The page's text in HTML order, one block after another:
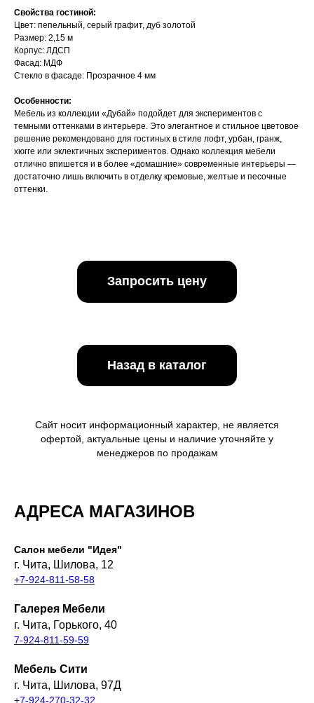
Свойства гостиной:
Цвет: пепельный, серый графит, дуб золотой
Размер: 2,15 м
Корпус: ЛДСП
Фасад: МДФ
Стекло в фасаде: Прозрачное 4 мм
Особенности:
Мебель из коллекции «Дубай» подойдет для экспериментов с
темными оттенками в интерьере. Это элегантное и стильное цветовое
решение рекомендовано для гостиных в стиле лофт, урбан, гранж,
хюгге или эклектичных экспериментов. Однако коллекция мебели
отлично впишется и в более «домашние» современные интерьеры —
достаточно лишь включить в отделку кремовые, желтые и песочные
оттенки.
Запросить цену
Назад в каталог
Сайт носит информационный характер, не является
офертой, актуальные цены и наличие уточняйте у
менеджеров по продажам
АДРЕСА МАГАЗИНОВ
Салон мебели "Идея"
г. Чита, Шилова, 12
+7-924-811-58-58
Галерея Мебели
г. Чита, Горького, 40
7-924-811-59-59
Мебель Сити
г. Чита, Шилова, 97Д
+7-924-270-32-32